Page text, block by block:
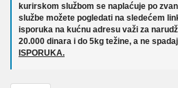
kurirskom službom se naplaćuje po
službe možete pogledati na sledećem
isporuka na kućnu adresu važi za
20.000 dinara i do 5kg težine, a ne
ISPORUKA.